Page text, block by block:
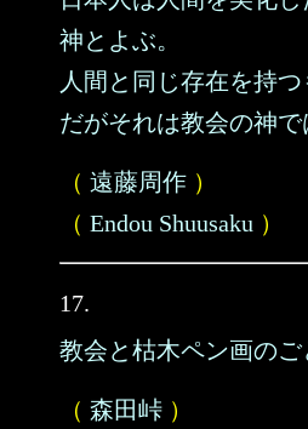
神とよぶ。
人間と同じ存在を持つ
だがそれは教会の神で
（ 遠藤周作 ）
（ Endou Shuusaku ）
17.
教会と枯木ペン画のご
（ 森田峠 ）